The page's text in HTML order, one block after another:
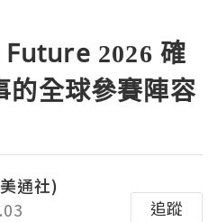
2026 確
的全球參賽陣容
通社)
追蹤